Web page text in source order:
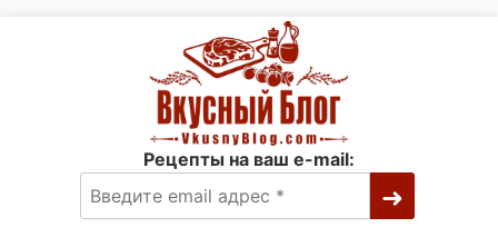
Рецепты на ваш e-mail: